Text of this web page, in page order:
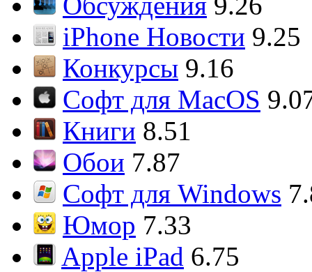
iPhone Новости 9.25
Конкурсы 9.16
Софт для MacOS
Книги 8.51
Обои 7.87
Софт для Windows
Юмор 7.33
Apple iPad 6.75